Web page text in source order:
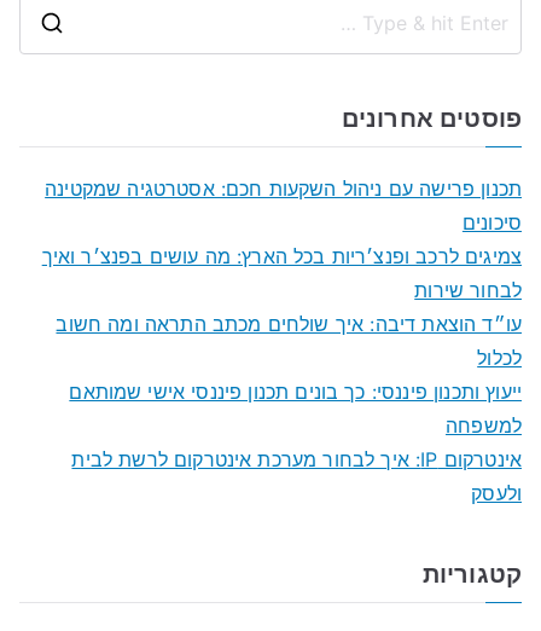
פוסטים אחרונים
תכנון פרישה עם ניהול השקעות חכם: אסטרטגיה שמקטינה
סיכונים
צמיגים לרכב ופנצ׳ריות בכל הארץ: מה עושים בפנצ׳ר ואיך
לבחור שירות
עו״ד הוצאת דיבה: איך שולחים מכתב התראה ומה חשוב
לכלול
ייעוץ ותכנון פיננסי: כך בונים תכנון פיננסי אישי שמותאם
למשפחה
אינטרקום IP: איך לבחור מערכת אינטרקום לרשת לבית
ולעסק
קטגוריות